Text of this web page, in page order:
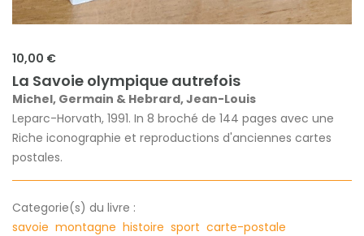
10,00 €
La Savoie olympique autrefois
Michel, Germain & Hebrard, Jean-Louis
Leparc-Horvath, 1991. In 8 broché de 144 pages avec une
Riche iconographie et reproductions d'anciennes cartes
postales.
Categorie(s) du livre :
savoie montagne histoire sport carte-postale